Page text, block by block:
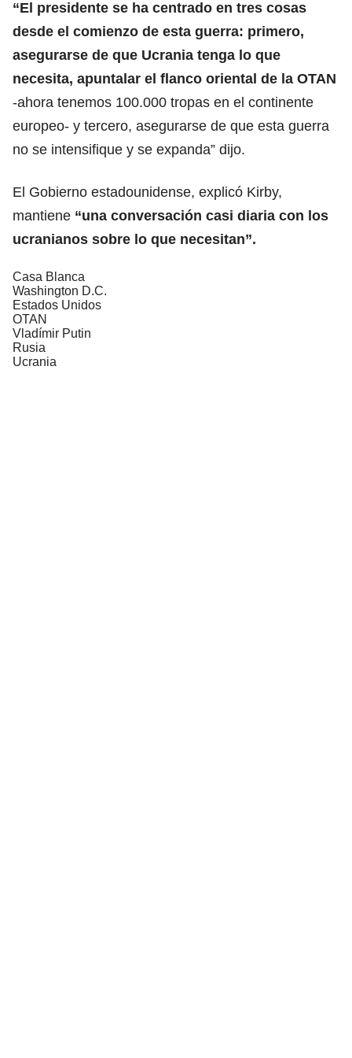
“El presidente se ha centrado en tres cosas
desde el comienzo de esta guerra: primero,
asegurarse de que Ucrania tenga lo que
necesita, apuntalar el flanco oriental de la OTAN
-ahora tenemos 100.000 tropas en el continente
europeo- y tercero, asegurarse de que esta guerra
no se intensifique y se expanda” dijo.
El Gobierno estadounidense, explicó Kirby,
mantiene “una conversación casi diaria con los
ucranianos sobre lo que necesitan”.
Casa Blanca
Washington D.C.
Estados Unidos
OTAN
Vladímir Putin
Rusia
Ucrania